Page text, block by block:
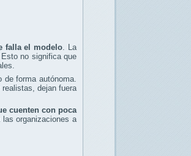
falla el modelo. La
no significa que
forma autónoma.
realistas, dejan fuera
cuenten con poca
organizaciones a